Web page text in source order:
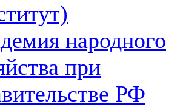
народного
при
РФ